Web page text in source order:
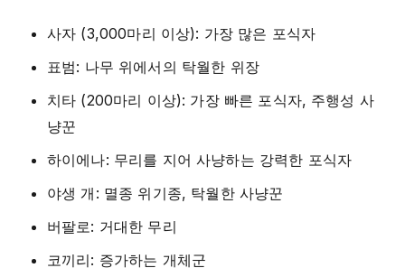
사자 (3,000마리 이상): 가장 많은 포식자
표범: 나무 위에서의 탁월한 위장
치타 (200마리 이상): 가장 빠른 포식자, 주행성 사
냥꾼
하이에나: 무리를 지어 사냥하는 강력한 포식자
야생 개: 멸종 위기종, 탁월한 사냥꾼
버팔로: 거대한 무리
코끼리: 증가하는 개체군